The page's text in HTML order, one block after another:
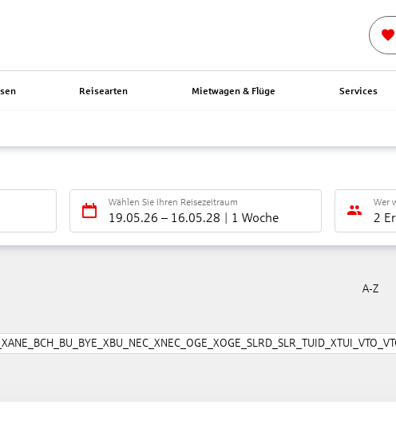
Reisearten Mietwagen & Flüge Services
Wählen Sie Ihren Reisezeitraum
19.05.26 – 16.05.28 1 Woche
Wer
2
A-Z